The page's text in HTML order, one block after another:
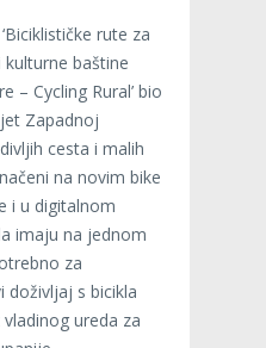
rute za
baštine
– Cycling Rural’ bio
Zapadnoj
cesta i malih
na novim bike
i u digitalnom
imaju na jednom
za
doživljaj s bicikla
vladinog ureda za